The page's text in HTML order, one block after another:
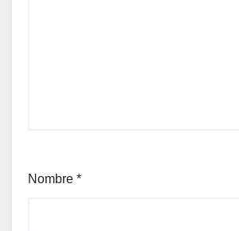
Nombre *